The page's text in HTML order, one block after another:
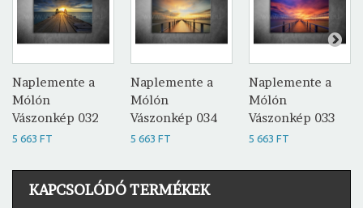
Naplemente a
Mólón
Vászonkép 032
5 663 FT
Naplemente a
Mólón
Vászonkép 034
5 663 FT
Naplemente a
Mólón
Vászonkép 033
5 663 FT
KAPCSOLÓDÓ TERMÉKEK